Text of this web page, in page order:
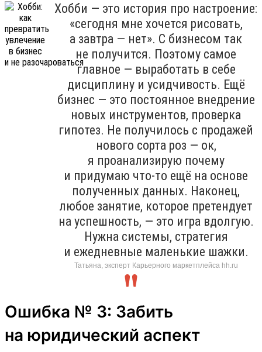
Хобби — это история про настроение:
«сегодня мне хочется рисовать,
а завтра — нет». С бизнесом так
не получится. Поэтому самое
главное — выработать в себе
дисциплину и усидчивость. Ещё
бизнес — это постоянное внедрение
новых инструментов, проверка
гипотез. Не получилось с продажей
нового сорта роз — ок,
я проанализирую почему
и придумаю что-то ещё на основе
полученных данных. Наконец,
любое занятие, которое претендует
на успешность, — это игра вдолгую.
Нужна системы, стратегия
и ежедневные маленькие шажки.
Татьяна, эксперт Карьерного маркетплейса hh.ru
Ошибка № 3: Забить
на юридический аспект